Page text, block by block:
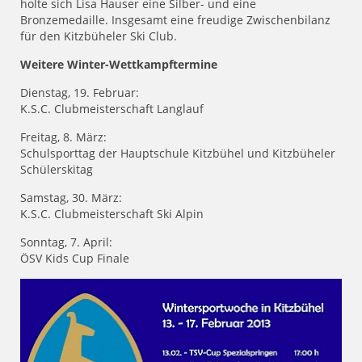
holte sich Lisa Hauser eine Silber- und eine
Bronzemedaille. Insgesamt eine freudige Zwischenbilanz
für den Kitzbüheler Ski Club.
Weitere Winter-Wettkampftermine
Dienstag, 19. Februar:
K.S.C. Clubmeisterschaft Langlauf
Freitag, 8. März:
Schulsporttag der Hauptschule Kitzbühel und Kitzbüheler
Schülerskitag
Samstag, 30. März:
K.S.C. Clubmeisterschaft Ski Alpin
Sonntag, 7. April:
ÖSV Kids Cup Finale